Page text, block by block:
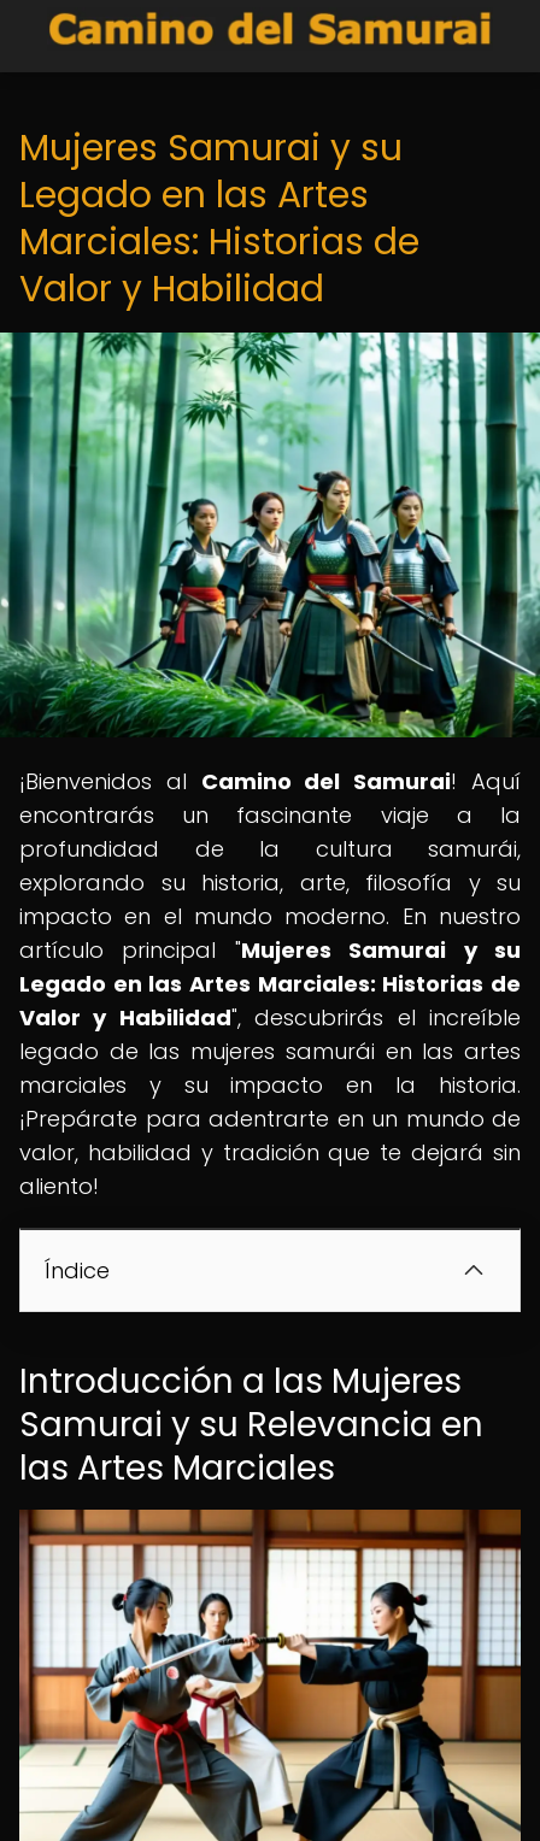
Mujeres Samurai y su
Legado en las Artes
Marciales: Historias de
Valor y Habilidad
¡Bienvenidos al Camino del Samurai! Aquí
encontrarás un fascinante viaje a la
profundidad de la cultura samurái,
explorando su historia, arte, filosofía y su
impacto en el mundo moderno. En nuestro
artículo principal "Mujeres Samurai y su
Legado en las Artes Marciales: Historias de
Valor y Habilidad", descubrirás el increíble
legado de las mujeres samurái en las artes
marciales y su impacto en la historia.
¡Prepárate para adentrarte en un mundo de
valor, habilidad y tradición que te dejará sin
aliento!
Índice
Introducción a las Mujeres
Samurai y su Relevancia en
las Artes Marciales